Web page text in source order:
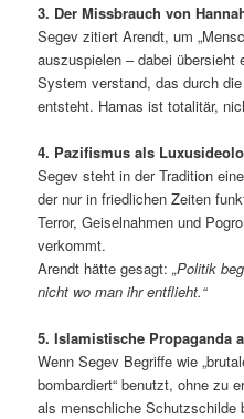
3. Der Missbrauch von
Segev zitiert Arendt, um
auszuspielen – dabei übersieht
System verstand, das durch
entsteht. Hamas ist totalitär,
4. Pazifismus als
Segev steht in der Tradition
der nur in friedlichen Zeiten
Terror, Geiselnahmen und
verkommt.
Arendt hätte gesagt:„Politik
nicht wo man ihr entflieht.“
5. Islamistische Propaganda
Wenn Segev Begriffe wie
bombardiert“ benutzt, ohne zu
als menschliche Schutzschilde